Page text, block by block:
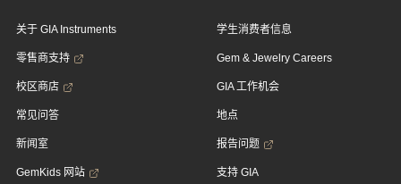
关于 GIA Instruments
零售商支持
校区商店
常见问答
新闻室
GemKids 网站
学生消费者信息
Gem & Jewelry Careers
GIA 工作机会
地点
报告问题
支持 GIA